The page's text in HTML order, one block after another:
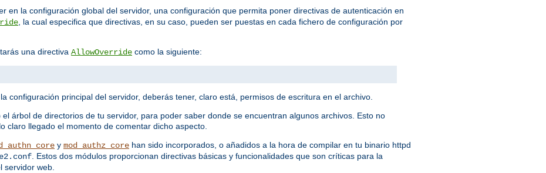
en la configuración global del servidor, una configuración que permita poner directivas de autenticación en
, la cual especifica que directivas, en su caso, pueden ser puestas en cada fichero de configuración por
una directiva AllowOverride como la siguiente:
configuración principal del servidor, deberás tener, claro está, permisos de escritura en el archivo.
árbol de directorios de tu servidor, para poder saber donde se encuentran algunos archivos. Esto no
claro llegado el momento de comentar dicho aspecto.
y mod_authz_core han sido incorporados, o añadidos a la hora de compilar en tu binario httpd
. Estos dos módulos proporcionan directivas básicas y funcionalidades que son críticas para la
servidor web.